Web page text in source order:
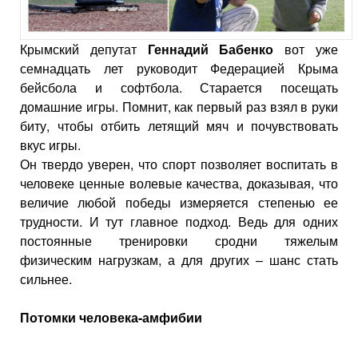
Крымский депутат Геннадий Бабенко вот уже
семнадцать лет руководит Федерацией Крыма
бейсбола и софтбола. Старается посещать
домашние игры. Помнит, как первый раз взял в руки
биту, чтобы отбить летящий мяч и почувствовать
вкус игры.
Он твердо уверен, что спорт позволяет воспитать в
человеке ценные волевые качества, доказывая, что
величие любой победы измеряется степенью ее
трудности. И тут главное подход. Ведь для одних
постоянные тренировки сродни тяжелым
физическим нагрузкам, а для других – шанс стать
сильнее.
Потомки человека-амфибии